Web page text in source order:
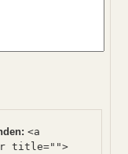
<a
title="">